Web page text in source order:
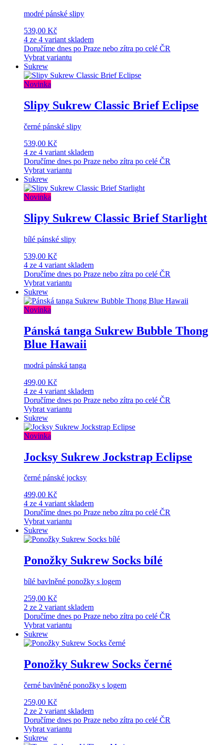
modré pánské slipy
539,00 Kč
4 ze 4 variant skladem
Doručíme dnes po Praze nebo zítra po celé ČR
Vybrat variantu
Sukrew
Novinka
Slipy Sukrew Classic Brief Eclipse
černé pánské slipy
539,00 Kč
4 ze 4 variant skladem
Doručíme dnes po Praze nebo zítra po celé ČR
Vybrat variantu
Sukrew
Novinka
Slipy Sukrew Classic Brief Starlight
bílé pánské slipy
539,00 Kč
4 ze 4 variant skladem
Doručíme dnes po Praze nebo zítra po celé ČR
Vybrat variantu
Sukrew
Novinka
Pánská tanga Sukrew Bubble Thong
Blue Hawaii
modrá pánská tanga
499,00 Kč
4 ze 4 variant skladem
Doručíme dnes po Praze nebo zítra po celé ČR
Vybrat variantu
Sukrew
Novinka
Jocksy Sukrew Jockstrap Eclipse
černé pánské jocksy
499,00 Kč
4 ze 4 variant skladem
Doručíme dnes po Praze nebo zítra po celé ČR
Vybrat variantu
Sukrew
Ponožky Sukrew Socks bílé
bílé bavlněné ponožky s logem
259,00 Kč
2 ze 2 variant skladem
Doručíme dnes po Praze nebo zítra po celé ČR
Vybrat variantu
Sukrew
Ponožky Sukrew Socks černé
černé bavlněné ponožky s logem
259,00 Kč
2 ze 2 variant skladem
Doručíme dnes po Praze nebo zítra po celé ČR
Vybrat variantu
Sukrew